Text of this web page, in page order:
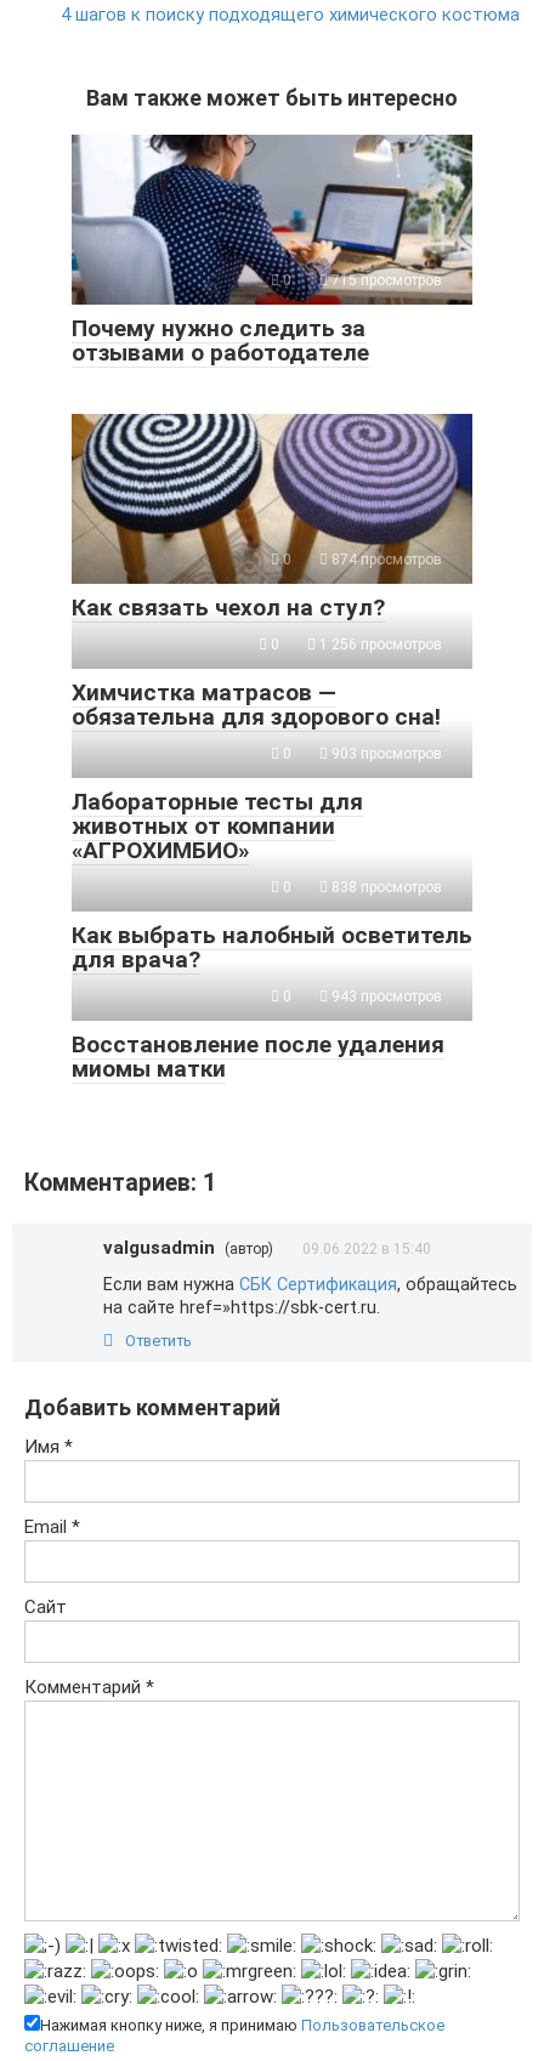
4 шагов к поиску подходящего химического костюма
Вам также может быть интересно
0 715 просмотров
Почему нужно следить за
отзывами о работодателе
0 874 просмотров
Как связать чехол на стул?
0 1 256 просмотров
Химчистка матрасов —
обязательна для здорового сна!
0 903 просмотров
Лабораторные тесты для
животных от компании
«АГРОХИМБИО»
0 838 просмотров
Как выбрать налобный осветитель
для врача?
0 943 просмотров
Восстановление после удаления
миомы матки
Комментариев: 1
valgusadmin (автор) 09.06.2022 в 15:40
Если вам нужна СБК Сертификация, обращайтесь
на сайте href=»https://sbk-cert.ru.
Ответить
Добавить комментарий
Имя *
Email *
Сайт
Комментарий *
Нажимая кнопку ниже, я принимаю Пользовательское
соглашение